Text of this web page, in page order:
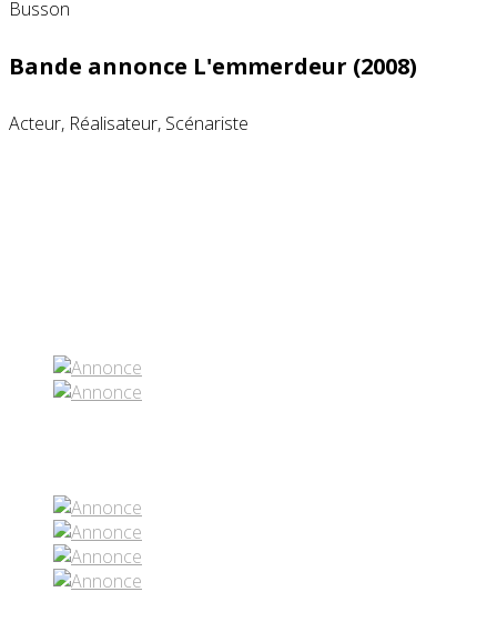
Bande annonce L'emmerdeur (2008)
Acteur, Réalisateur, Scénariste